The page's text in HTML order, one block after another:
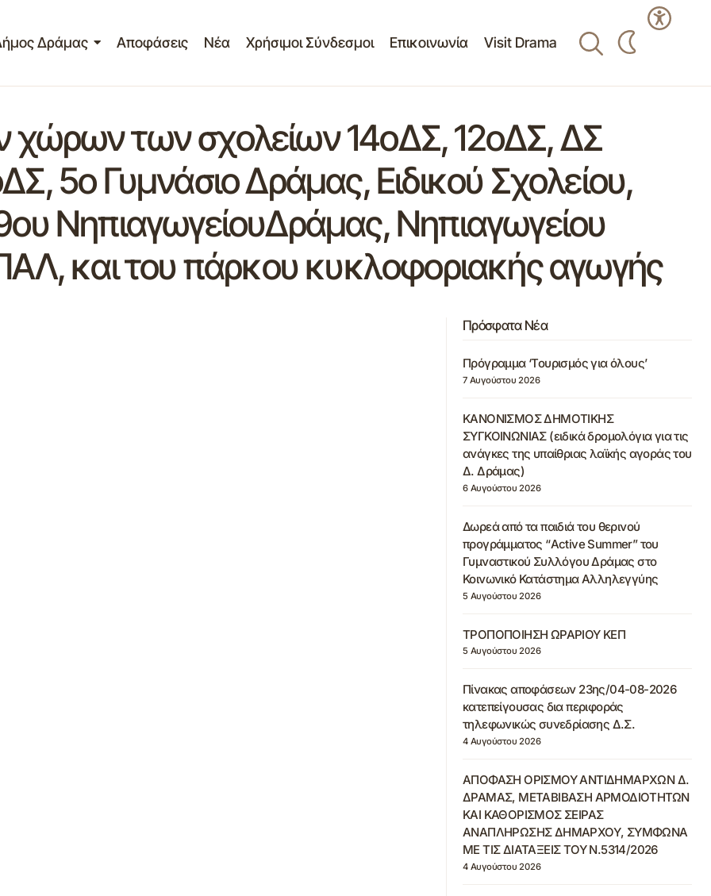
Δράμας Αποφάσεις Νέα Χρήσιμοι Σύνδεσμοι Επικοινωνία Visit Drama
χώρων των σχολείων 14οΔΣ, 12οΔΣ, ΔΣ
5ο Γυμνάσιο Δράμας, Ειδικού Σχολείου,
ΝηπιαγωγείουΔράμας, Νηπιαγωγείου
και του πάρκου κυκλοφοριακής αγωγής
Πρόσφατα Νέα
Πρόγραμμα ‘Τουρισμός για όλους’
7 Αυγούστου 2026
ΚΑΝΟΝΙΣΜΟΣ ΔΗΜΟΤΙΚΗΣ
ΣΥΓΚΟΙΝΩΝΙΑΣ (ειδικά δρομολόγια για τις
ανάγκες της υπαίθριας λαϊκής αγοράς του
Δ. Δράμας)
6 Αυγούστου 2026
Δωρεά από τα παιδιά του θερινού
προγράμματος “Active Summer” του
Γυμναστικού Συλλόγου Δράμας στο
Κοινωνικό Κατάστημα Αλληλεγγύης
5 Αυγούστου 2026
ΤΡΟΠΟΠΟΙΗΣΗ ΩΡΑΡΙΟΥ ΚΕΠ
5 Αυγούστου 2026
Πίνακας αποφάσεων 23ης/04-08-2026
κατεπείγουσας δια περιφοράς
τηλεφωνικώς συνεδρίασης Δ.Σ.
4 Αυγούστου 2026
ΑΠΟΦΑΣΗ ΟΡΙΣΜΟΥ ΑΝΤΙΔΗΜΑΡΧΩΝ Δ.
ΔΡΑΜΑΣ, ΜΕΤΑΒΙΒΑΣΗ ΑΡΜΟΔΙΟΤΗΤΩΝ
ΚΑΙ ΚΑΘΟΡΙΣΜΟΣ ΣΕΙΡΑΣ
ΑΝΑΠΛΗΡΩΣΗΣ ΔΗΜΑΡΧΟΥ, ΣΥΜΦΩΝΑ
ΜΕ ΤΙΣ ΔΙΑΤΑΞΕΙΣ ΤΟΥ Ν.5314/2026
4 Αυγούστου 2026